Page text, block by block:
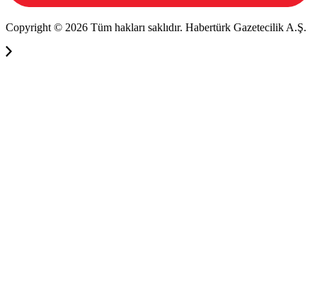
Copyright © 2026 Tüm hakları saklıdır. Habertürk Gazetecilik A.Ş.